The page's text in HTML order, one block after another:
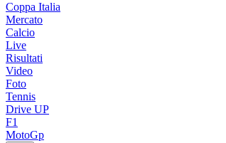
Coppa Italia
Mercato
Calcio
Live
Risultati
Video
Foto
Tennis
Drive UP
F1
MotoGp